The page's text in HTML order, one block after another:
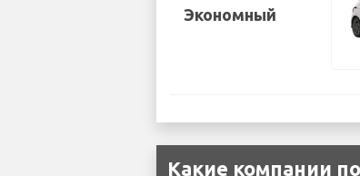
Экономный
Какие компании